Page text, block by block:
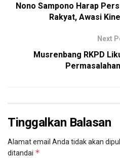
Nono Sampono Harap
Rakyat, Awasi
Next
Musrenbang RKPD
Tinggalkan Balasan
Alamat email Anda tidak akan
ditandai *